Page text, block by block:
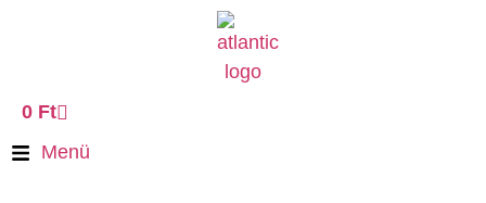
0 Ft
Menü